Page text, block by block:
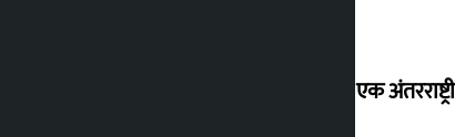
‘करदाता प्रोत्साहन कार्यक्रम सफल होने पर एक